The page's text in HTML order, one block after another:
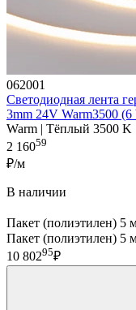
062001
Светодиодная лента
3mm 24V Warm3500
Warm | Тёплый 3500 K
2 16059
₽/м
В наличии
Пакет (полиэтилен) 5
Пакет (полиэтилен) 5
10 80295₽